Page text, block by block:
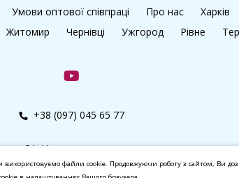
Умови оптової співпраці Про нас Харків
Житомир Чернівці Ужгород Рівне
+38 (097) 045 65 77
© kalibri.top 2016–2026
файли cookie. Продовжуючи роботу з сайтом, Ви